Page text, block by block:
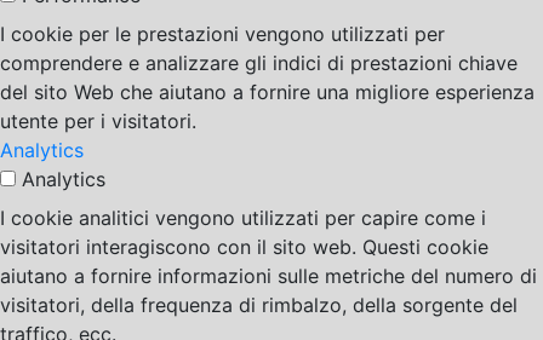
I cookie per le prestazioni vengono utilizzati per
comprendere e analizzare gli indici di prestazioni chiave
del sito Web che aiutano a fornire una migliore esperienza
utente per i visitatori.
Analytics
Analytics
I cookie analitici vengono utilizzati per capire come i
visitatori interagiscono con il sito web. Questi cookie
aiutano a fornire informazioni sulle metriche del numero di
visitatori, della frequenza di rimbalzo, della sorgente del
traffico, ecc.